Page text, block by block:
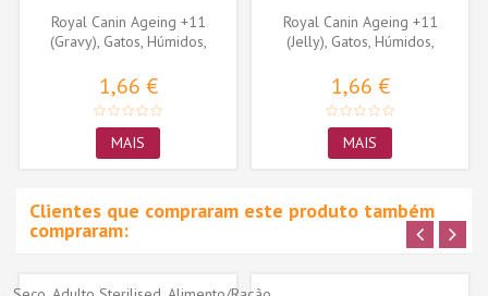
Royal Canin Ageing +11
(Gravy), Gatos, Húmidos,
1,66 €
MAIS
Royal Canin Ageing +11
(Jelly), Gatos, Húmidos,
1,66 €
MAIS
Clientes que compraram este produto também
compraram: